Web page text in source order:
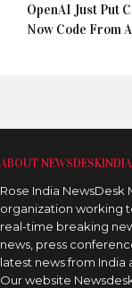
OpenAI Just Put
Now Code From
ABOUT NEWSDESKINDIA
Rose India NewsDesk
organization working
real-time breaking
news, press
latest news from India
Our website